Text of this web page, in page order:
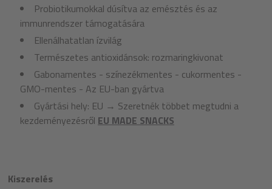
Probiotikumokkal dúsítva az emésztés és az
immunrendszer támogatására
Ellenálhatatlan ízvilág
Természetes antioxidánsok: rozmaringkivonat
Gabonamentes - színezékmentes - cukormentes -
GMO-mentes - Az EU-ban gyártva
Gyártási hely: EU → Szeretnék többet megtudni a
kezdeményezésről EU MADE SNACKS
Kiszerelés